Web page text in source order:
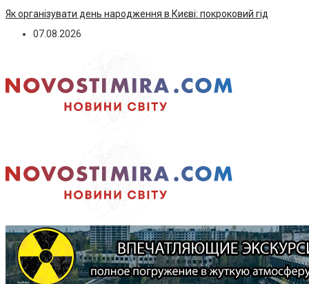
Як організувати день народження в Києві: покроковий гід
07.08.2026